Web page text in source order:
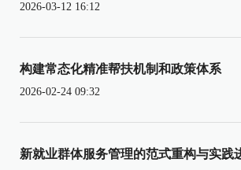
2026-03-12 16:12
构建常态化精准帮扶机制和政策体系
2026-02-24 09:32
新就业群体服务管理的范式重构与实践